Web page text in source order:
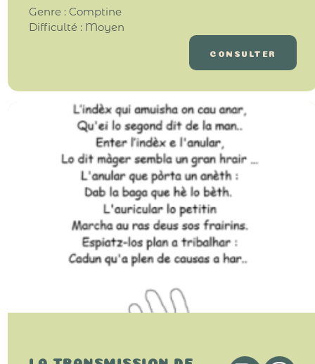
Genre : Comptine
Difficulté : Moyen
CONSULTER